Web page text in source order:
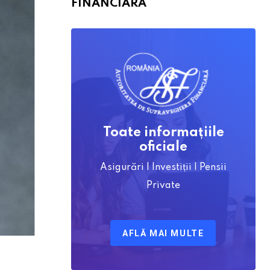
FINANCIARĂ
Toate informațiile
oficiale
Asigurări | Investiții | Pensii
Private
AFLĂ MAI MULTE